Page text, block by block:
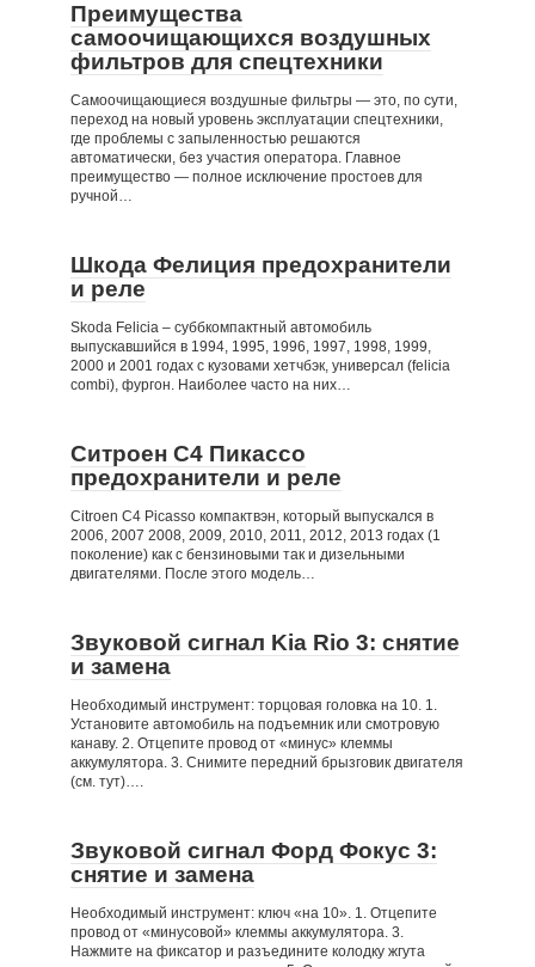
Преимущества
самоочищающихся воздушных
фильтров для спецтехники
Самоочищающиеся воздушные фильтры — это, по сути,
переход на новый уровень эксплуатации спецтехники,
где проблемы с запыленностью решаются
автоматически, без участия оператора. Главное
преимущество — полное исключение простоев для
ручной…
Шкода Фелиция предохранители
и реле
Skoda Felicia – суббкомпактный автомобиль
выпускавшийся в 1994, 1995, 1996, 1997, 1998, 1999,
2000 и 2001 годах с кузовами хетчбэк, универсал (felicia
combi), фургон. Наиболее часто на них…
Ситроен С4 Пикассо
предохранители и реле
Citroen C4 Picasso компактвэн, который выпускался в
2006, 2007 2008, 2009, 2010, 2011, 2012, 2013 годах (1
поколение) как с бензиновыми так и дизельными
двигателями. После этого модель…
Звуковой сигнал Kia Rio 3: снятие
и замена
Необходимый инструмент: торцовая головка на 10. 1.
Установите автомобиль на подъемник или смотровую
канаву. 2. Отцепите провод от «минус» клеммы
аккумулятора. 3. Снимите передний брызговик двигателя
(см. тут)….
Звуковой сигнал Форд Фокус 3:
снятие и замена
Необходимый инструмент: ключ «на 10». 1. Отцепите
провод от «минусовой» клеммы аккумулятора. 3.
Нажмите на фиксатор и разъедините колодку жгута